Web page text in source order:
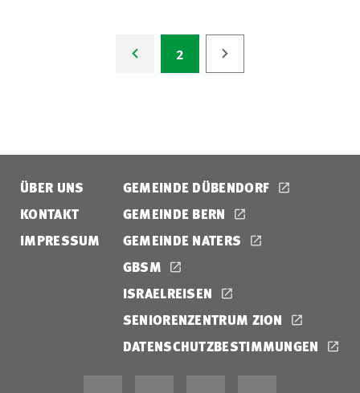
2
ÜBER UNS
KONTAKT
IMPRESSUM
GEMEINDE DÜBENDORF
GEMEINDE BERN
GEMEINDE NATERS
GBSM
ISRAELREISEN
SENIORENZENTRUM ZION
DATENSCHUTZBESTIMMUNGEN